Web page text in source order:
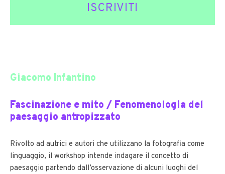
ISCRIVITI
Giacomo Infantino
Fascinazione e mito / Fenomenologia del
paesaggio antropizzato
Rivolto ad autrici e autori che utilizzano la fotografia come
linguaggio, il workshop intende indagare il concetto di
paesaggio partendo dall’osservazione di alcuni luoghi del